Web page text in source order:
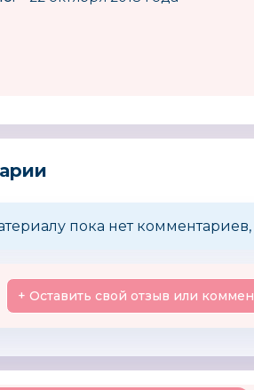
пока нет
+ Оставить свой отзыв или